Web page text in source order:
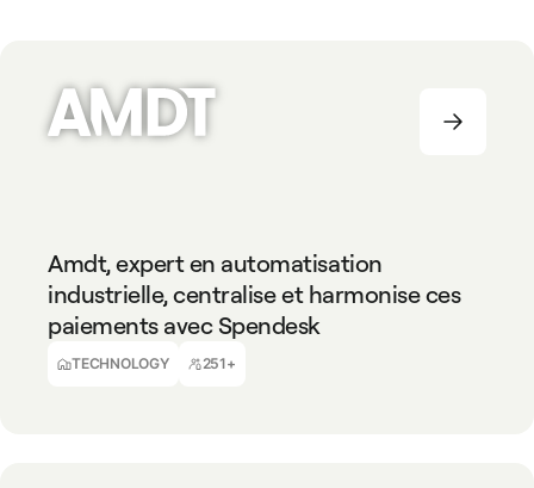
Amdt, expert en automatisation
industrielle, centralise et harmonise ces
paiements avec Spendesk
TECHNOLOGY 251+
Alexander Fischer
DAF